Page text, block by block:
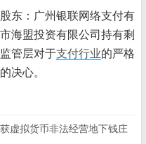
东：广州银联网络支付有
海盟投资有限公司持有剩
管层对于支付行业的严格
决心。
虚拟货币非法经营地下钱庄